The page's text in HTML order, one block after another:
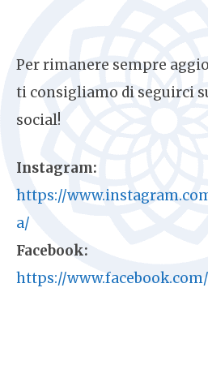
Per rimanere sempre
ti consigliamo di seguirci
social!
Instagram:
https://
a/
Facebook:
https://